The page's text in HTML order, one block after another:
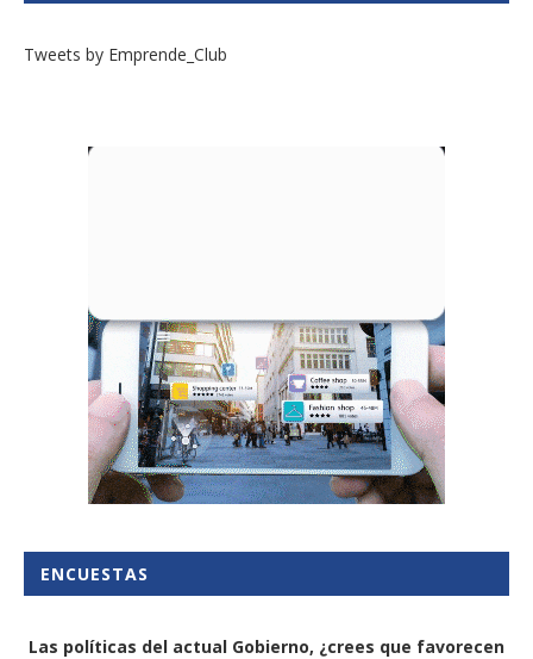
Tweets by Emprende_Club
ENCUESTAS
Las políticas del actual Gobierno, ¿crees que favorecen